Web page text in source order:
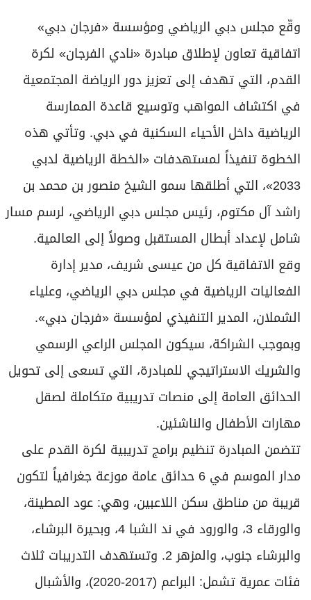
وقّع مجلس دبي الرياضي ومؤسسة «فرجان دبي»
اتفاقية تعاون لإطلاق مبادرة «نادي الفرجان» لكرة
القدم، التي تهدف إلى تعزيز دور الرياضة المجتمعية
في اكتشاف المواهب وتوسيع قاعدة الممارسة
الرياضية داخل الأحياء السكنية في دبي. وتأتي هذه
الخطوة تنفيذاً لمستهدفات «الخطة الرياضية لدبي
2033»، التي أطلقها سمو الشيخ منصور بن محمد بن
راشد آل مكتوم، رئيس مجلس دبي الرياضي، لرسم مسار
شامل لإعداد أبطال المستقبل وصولاً إلى العالمية.
وقع الاتفاقية كل من عيسى شريف، مدير إدارة
الفعاليات الرياضية في مجلس دبي الرياضي، وعلياء
الشملان، المدير التنفيذي لمؤسسة «فرجان دبي».
وبموجب الشراكة، سيكون المجلس الراعي الرسمي
والشريك الاستراتيجي للمبادرة، التي تسعى إلى تحويل
الحدائق العامة إلى منصات تدريبية متكاملة لصقل
مهارات الأطفال والناشئين.
تتضمن المبادرة تنظيم برامج تدريبية لكرة القدم على
مدار الموسم في 6 حدائق عامة موزعة جغرافياً لتكون
قريبة من مناطق سكن اللاعبين، وهي: عود المطينة،
والورقاء 3، والورود في ند الشبا 4، وبحيرة البرشاء،
والبرشاء جنوب، والمزهر 2. وتستهدف التدريبات ثلاث
فئات عمرية تشمل: البراعم (2017-2020)، والأشبال